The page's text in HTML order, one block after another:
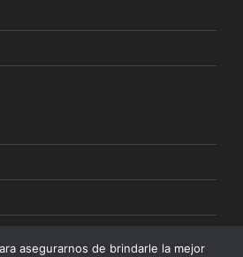
asegurarnos de brindarle la mejor